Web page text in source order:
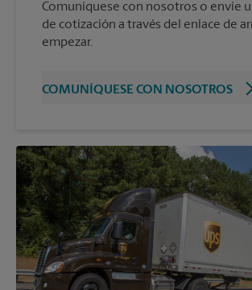
Comuníquese con nosotros o envíe
de cotización a través del enlace de
empezar.
COMUNÍQUESE CON NOSOTROS